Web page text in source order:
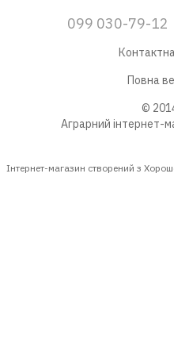
099 030-79-12
Повна
©
Аграрний інтернет-
Інтернет-магазин створений з